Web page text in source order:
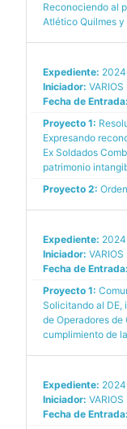
Reconociendo al
Atlético Quilmes
Expediente:
Iniciador:
Fecha de Entrada:
Proyecto 1:
Expresando
Ex Soldados
patrimonio
Proyecto 2:
Expediente:
Iniciador:
Fecha de Entrada:
Proyecto 1:
Solicitando al DE,
de Operadores
cumplimiento de
Expediente:
Iniciador:
Fecha de Entrada: